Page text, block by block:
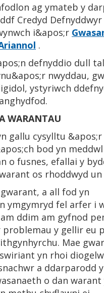
ag ymateb y
Credyd Defnyddwyr
i&apos;r
.
defnyddio dull
nwyddau,
ystyriwch
WARANTAU
gallu cysylltu &apos;r
bod yn
o fusnes, efallai y
os rhoddwyd un
a all fod yn
ymgymryd fel arfer i
ddim am gyfnod
problemau y gellir eu
Mae
yn rhoi
a ddarparodd
o dan